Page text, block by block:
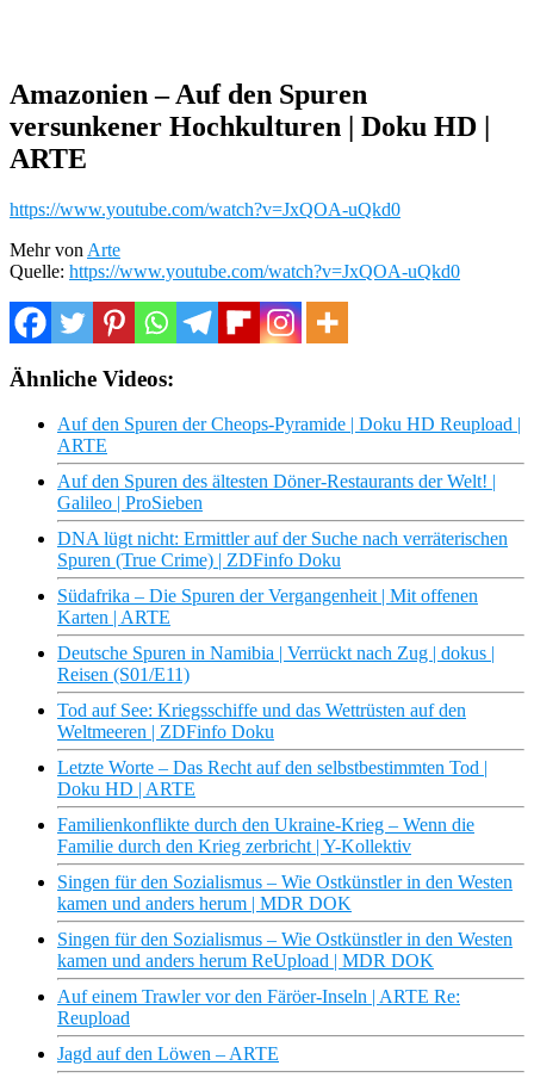
Amazonien – Auf den Spuren
versunkener Hochkulturen | Doku HD |
ARTE
https://www.youtube.com/watch?v=JxQOA-uQkd0
Mehr von Arte
Quelle: https://www.youtube.com/watch?v=JxQOA-uQkd0
Ähnliche Videos:
Auf den Spuren der Cheops-Pyramide | Doku HD Reupload |
ARTE
Auf den Spuren des ältesten Döner-Restaurants der Welt! |
Galileo | ProSieben
DNA lügt nicht: Ermittler auf der Suche nach verräterischen
Spuren (True Crime) | ZDFinfo Doku
Südafrika – Die Spuren der Vergangenheit | Mit offenen
Karten | ARTE
Deutsche Spuren in Namibia | Verrückt nach Zug | dokus |
Reisen (S01/E11)
Tod auf See: Kriegsschiffe und das Wettrüsten auf den
Weltmeeren | ZDFinfo Doku
Letzte Worte – Das Recht auf den selbstbestimmten Tod |
Doku HD | ARTE
Familienkonflikte durch den Ukraine-Krieg – Wenn die
Familie durch den Krieg zerbricht | Y-Kollektiv
Singen für den Sozialismus – Wie Ostkünstler in den Westen
kamen und anders herum | MDR DOK
Singen für den Sozialismus – Wie Ostkünstler in den Westen
kamen und anders herum ReUpload | MDR DOK
Auf einem Trawler vor den Färöer-Inseln | ARTE Re:
Reupload
Jagd auf den Löwen – ARTE